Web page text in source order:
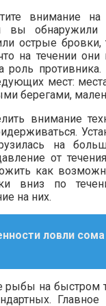
внимание
вы обнаружили
острые
на течении они
роль
мест:
берегами,
внимание
на
от
как
вниз по
на них.
ловли сома
рыбы на быстром